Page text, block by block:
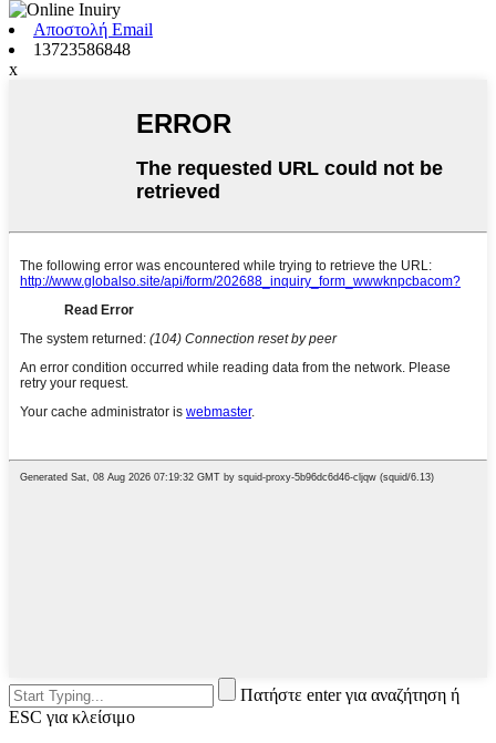
Αποστολή Email
13723586848
x
Πατήστε enter για αναζήτηση ή
ESC για κλείσιμο